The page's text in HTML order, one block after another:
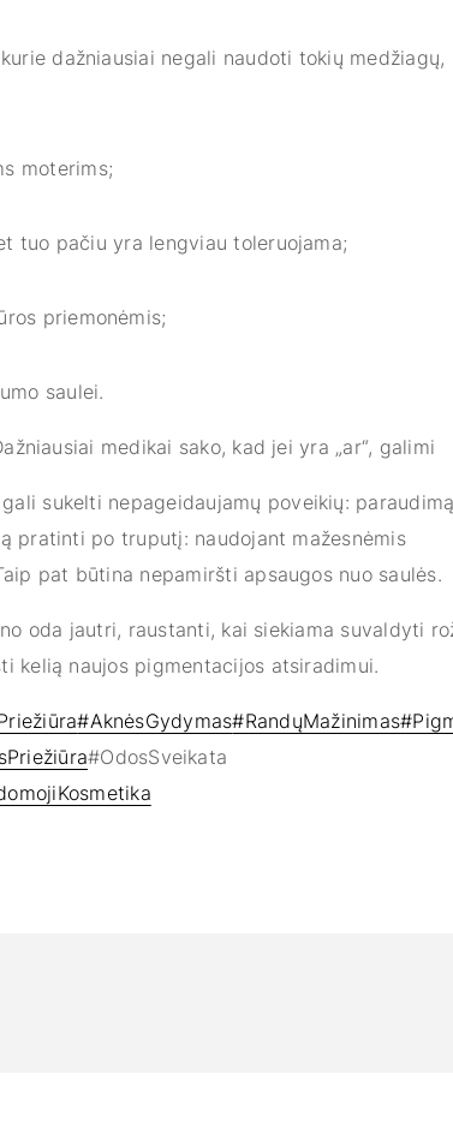
dažniausiai negali naudoti tokių medžiagų,
moterims;
tuo pačiu yra lengviau toleruojama;
priemonėmis;
saulei.
medikai sako, kad jei yra „ar“, galimi
sukelti nepageidaujamų poveikių:
pratinti po truputį: naudojant mažesnėmis
pat būtina nepamiršti apsaugos nuo saulės.
oda jautri, raustanti, kai siekiama suvaldyti
kelią naujos pigmentacijos atsiradimui.
#AknėsGydymas#RandųMažinimas
#OdosSveikata